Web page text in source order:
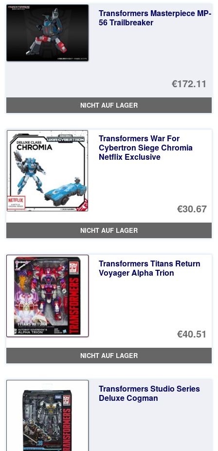
Transformers Masterpiece MP-
56 Trailbreaker
€172.11
NICHT AUF LAGER
Transformers War For
Cybertron Siege Chromia
Netflix Exclusive
€30.67
NICHT AUF LAGER
Transformers Titans Return
Voyager Alpha Trion
€40.51
NICHT AUF LAGER
Transformers Studio Series
Deluxe Cogman